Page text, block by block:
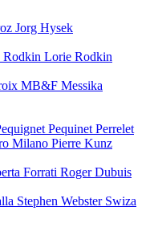
Jorg Hysek
Rodkin Lorie Rodkin
MB&F Messika
Pequinet Perrelet
Milano Pierre Kunz
Forrati Roger Dubuis
Stephen Webster Swiza